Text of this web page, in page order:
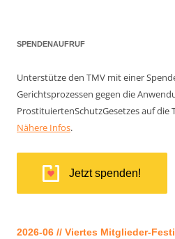
SPENDENAUFRUF
Unterstütze den TMV mit einer
Gerichtsprozessen gegen die
ProstituiertenSchutzGesetzes auf die
Nähere Infos.
Jetzt spenden!
2026-06 // Viertes Mitglieder-